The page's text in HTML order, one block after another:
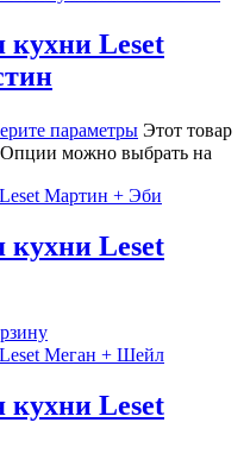
кухни Leset
параметры Этот товар
Опции можно выбрать на
кухни Leset
кухни Leset